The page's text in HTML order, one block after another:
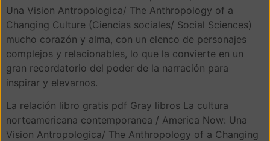
Una Vision Antropologica/ The Anthropology of a
Changing Culture (Ciencias sociales/ Social Sciences)
mucho corazón y alma, con un elenco de personajes
complejos y relacionables, lo que la convierte en un
gran recordatorio del poder de la narración para
inspirar y elevarnos.
La relación libro gratis pdf Gray libros La cultura
norteamericana contemporanea / America Now: Una
Vision Antropologica/ The Anthropology of a Changing